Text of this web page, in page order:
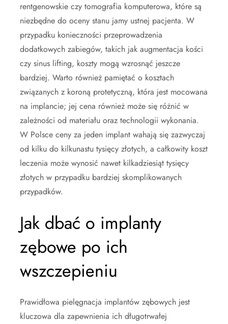
rentgenowskie czy tomografia komputerowa, które są
niezbędne do oceny stanu jamy ustnej pacjenta. W
przypadku konieczności przeprowadzenia
dodatkowych zabiegów, takich jak augmentacja kości
czy sinus lifting, koszty mogą wzrosnąć jeszcze
bardziej. Warto również pamiętać o kosztach
związanych z koroną protetyczną, która jest mocowana
na implancie; jej cena również może się różnić w
zależności od materiału oraz technologii wykonania.
W Polsce ceny za jeden implant wahają się zazwyczaj
od kilku do kilkunastu tysięcy złotych, a całkowity koszt
leczenia może wynosić nawet kilkadziesiąt tysięcy
złotych w przypadku bardziej skomplikowanych
przypadków.
Jak dbać o implanty
zębowe po ich
wszczepieniu
Prawidłowa pielęgnacja implantów zębowych jest
kluczowa dla zapewnienia ich długotrwałej